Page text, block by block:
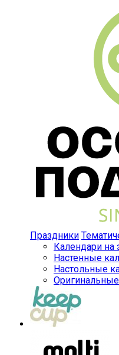
Праздники
Календари на
Настенные
Настольные